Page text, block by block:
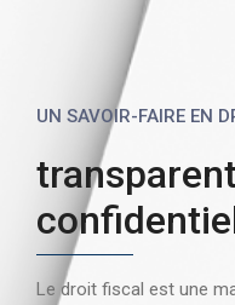
UN SAVOIR-FAIRE EN
Le droit fiscal est une